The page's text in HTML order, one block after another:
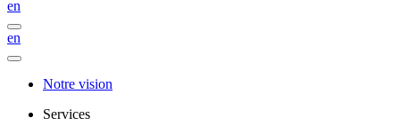
en
en
Notre vision
Services